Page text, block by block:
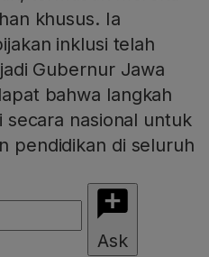
khusus. Ia
inklusi telah
Gubernur Jawa
bahwa langkah
nasional untuk
pendidikan di seluruh
Ask